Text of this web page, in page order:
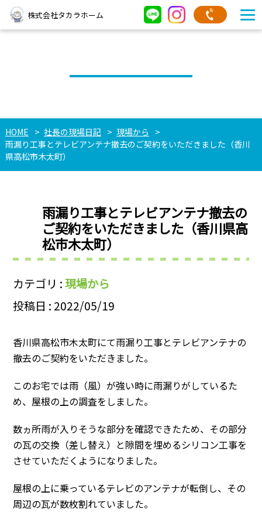
株式会社タカラホーム
HOME 社長の現場日記
現場から
雨漏り工事とテレビアンテナ撤去のご契約をいただきました（香川
県高松市木太町）
雨漏り工事とテレビアンテナ撤去の
ご契約をいただきました（香川県高
松市木太町）
カテゴリ :現場から
投稿日 : 2022/05/19
香川県高松市木太町にて雨漏り工事とテレビアンテナの
撤去のご契約をいただきました。
このお宅では雨（風）が強い時に雨漏りがしているた
め、屋根の上の調査をしました。
数ヵ所雨が入りそうな部分を確認できたため、その部分
の瓦の交換（差し替え）と隙間を埋めるシリコン工事を
させていただくようになりました。
屋根の上に乗っているテレビのアンテナが転倒し、その
周辺の瓦が数枚割れていました。